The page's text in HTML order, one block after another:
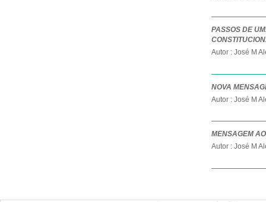
PASSOS DE
Autor : José M
NOVA
Autor : José M
MENSAGEM
Autor : José M